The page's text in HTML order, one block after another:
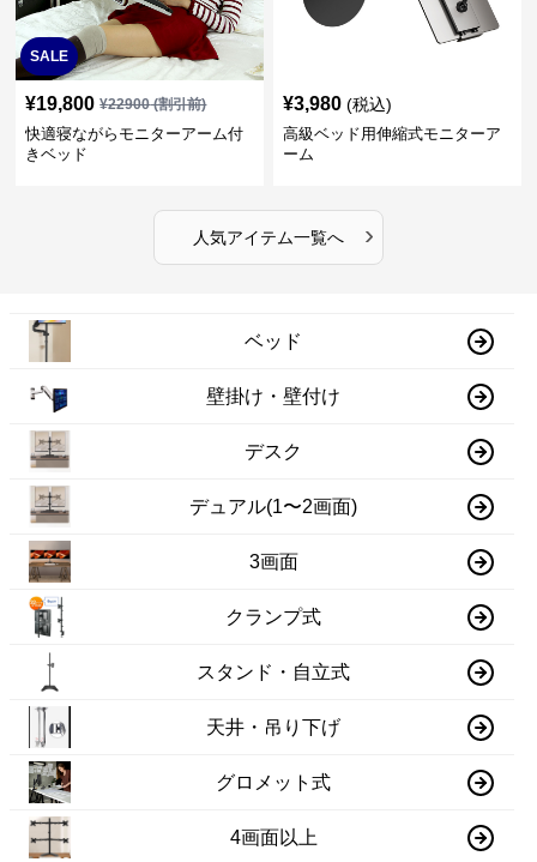
SALE
¥19,800 ¥22900(割引前)
快適寝ながらモニターアーム付
きベッド
¥3,980 (税込)
高級ベッド用伸縮式モニターア
ーム
人気アイテム一覧へ ›
ベッド
壁掛け・壁付け
デスク
デュアル(1〜2画面)
3画面
クランプ式
スタンド・自立式
天井・吊り下げ
グロメット式
4画面以上